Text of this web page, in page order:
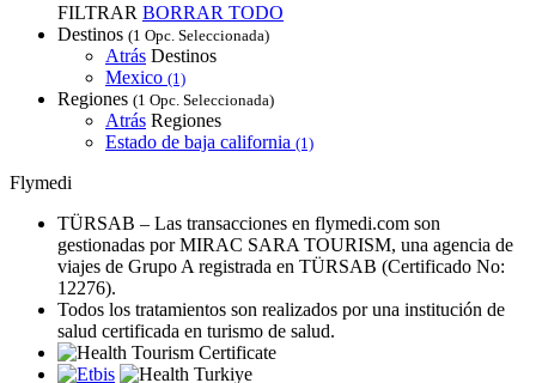
FILTRAR BORRAR TODO
Destinos (1 Opc. Seleccionada)
Atrás Destinos
Mexico (1)
Regiones (1 Opc. Seleccionada)
Atrás Regiones
Estado de baja california (1)
Flymedi
TÜRSAB – Las transacciones en flymedi.com son
gestionadas por MIRAC SARA TOURISM, una agencia de
viajes de Grupo A registrada en TÜRSAB (Certificado No:
12276).
Todos los tratamientos son realizados por una institución de
salud certificada en turismo de salud.